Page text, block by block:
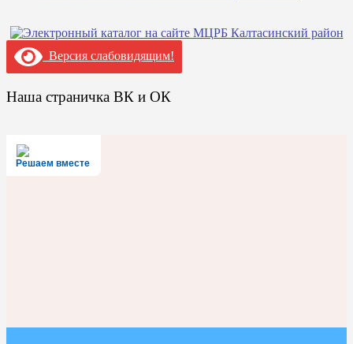
Версия слабовидящим!
Наша страничка ВК и ОК
Решаем вместе